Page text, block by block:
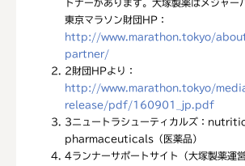
トナーがあります。大塚製薬はメジャ
東京マラソン財団HP：
http://www.marathon.tokyo/
partner/
2財団HPより：
http://www.marathon.tokyo/
release/pdf/160901_jp.pdf
3 ニュートラシューティカルズ：
pharmaceuticals（医薬品）
4ランナーサポートサイト（大塚製薬運営